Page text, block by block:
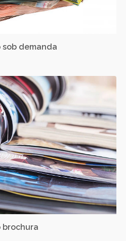
demanda
brochura